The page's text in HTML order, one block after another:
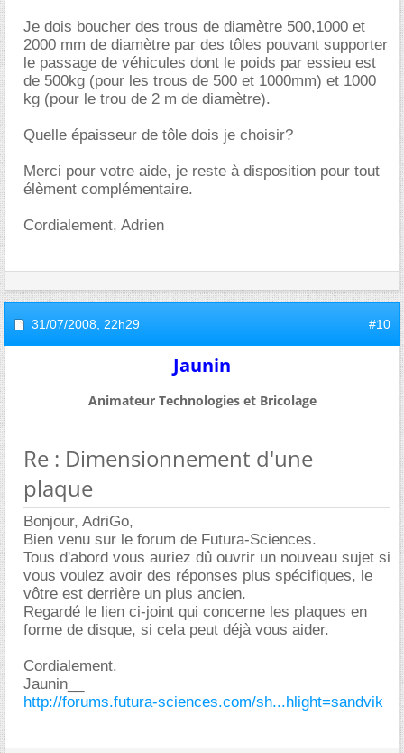
Je dois boucher des trous de diamètre 500,1000 et
2000 mm de diamètre par des tôles pouvant supporter
le passage de véhicules dont le poids par essieu est
de 500kg (pour les trous de 500 et 1000mm) et 1000
kg (pour le trou de 2 m de diamètre).
Quelle épaisseur de tôle dois je choisir?
Merci pour votre aide, je reste à disposition pour tout
élèment complémentaire.
Cordialement, Adrien
31/07/2008, 22h29 #10
Jaunin
Animateur Technologies et Bricolage
Re : Dimensionnement d'une
plaque
Bonjour, AdriGo,
Bien venu sur le forum de Futura-Sciences.
Tous d'abord vous auriez dû ouvrir un nouveau sujet si
vous voulez avoir des réponses plus spécifiques, le
vôtre est derrière un plus ancien.
Regardé le lien ci-joint qui concerne les plaques en
forme de disque, si cela peut déjà vous aider.
Cordialement.
Jaunin__
http://forums.futura-sciences.com/sh...hlight=sandvik